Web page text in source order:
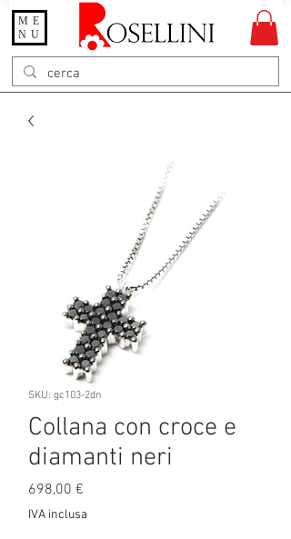
Gioielleria Rosellini
Rosellini online
ME
NU
SKU: gc103-2dn
Collana con croce e
diamanti neri
698,00 €
IVA inclusa